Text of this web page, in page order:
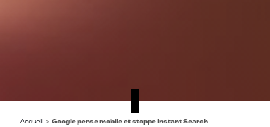
Accueil > Google pense mobile et stoppe Instant Search